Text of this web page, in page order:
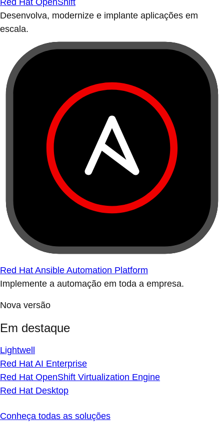
Red Hat OpenShift
Desenvolva, modernize e implante aplicações em
escala.
Red Hat Ansible Automation Platform
Implemente a automação em toda a empresa.
Nova versão
Em destaque
Lightwell
Red Hat AI Enterprise
Red Hat OpenShift Virtualization Engine
Red Hat Desktop
Conheça todas as soluções